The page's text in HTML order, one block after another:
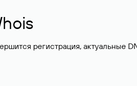
регистрация, актуальные